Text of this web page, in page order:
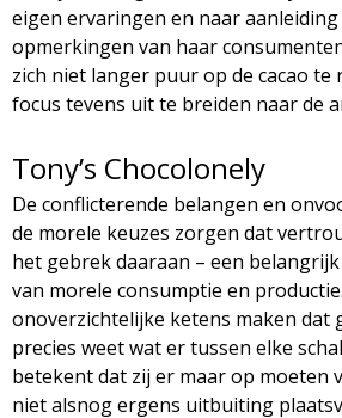
eigen ervaringen en naar
opmerkingen van haar
zich niet langer puur op de cacao te
focus tevens uit te breiden naar de
Tony’s Chocolonely
De conflicterende belangen en
de morele keuzes zorgen dat
het gebrek daaraan – een
van morele consumptie en
onoverzichtelijke ketens maken dat
precies weet wat er tussen elke
betekent dat zij er maar op moeten
niet alsnog ergens uitbuiting